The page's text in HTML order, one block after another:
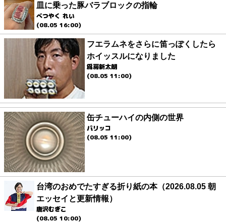
皿に乗った豚バラブロックの指輪
べつやく れい
(08.05 16:00)
フエラムネをさらに笛っぽくしたら
ホイッスルになりました
爲房新太朗
(08.05 11:00)
缶チューハイの内側の世界
パリッコ
(08.05 11:00)
台湾のおめでたすぎる折り紙の本（2026.08.05 朝
エッセイと更新情報）
唐沢むぎこ
(08.05 10:00)